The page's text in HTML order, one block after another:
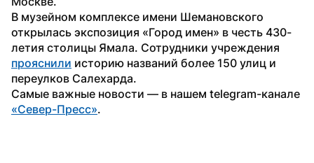
В музейном комплексе имени Шемановского
открылась экспозиция «Город имен» в честь 430-
прояснили историю названий более 150 улиц и
переулков Салехарда.
«Север-Пресс».